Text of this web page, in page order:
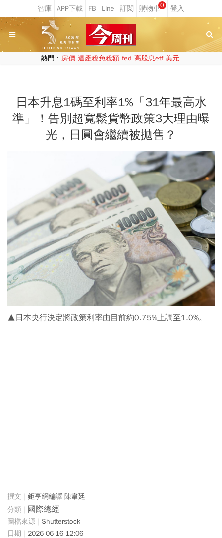
0
熱門： 房價 遺產稅免稅額 fed 高股息etf 美元
日本升息1碼至利率1%「31年最高水
準」！告別超寬鬆貨幣政策3大理由曝
光，日圓會繼續被拋售？
▲日本央行決定將政策利率由目前約0.75%上調至1.0%。
鉅亨網編譯 陳韋廷
國際總經
Shutterstock
2026-06-16 12:06